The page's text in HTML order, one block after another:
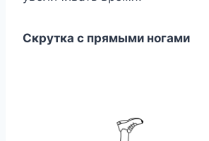
Скрутка с прямыми ногами